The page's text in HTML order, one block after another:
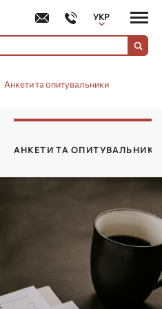
УКР
РУС
Анкети та опитувальники
АНКЕТИ ТА ОПИТУВАЛЬНИКИ